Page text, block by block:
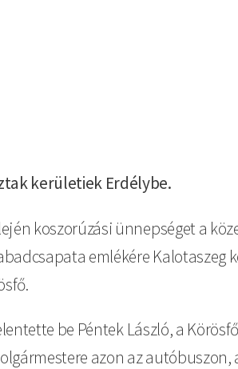
kerületiek Erdélybe.
koszorúzási ünnepséget a
emlékére Kalotaszeg
be Péntek László, a
azon az autóbuszon,